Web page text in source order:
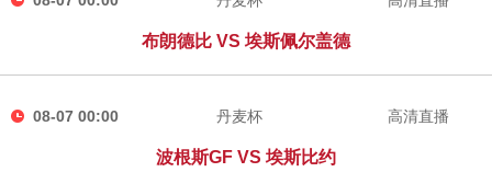
布朗德比 VS 埃斯佩尔盖德
08-07 00:00 丹麦杯
波根斯GF VS 埃斯比约
高清直播